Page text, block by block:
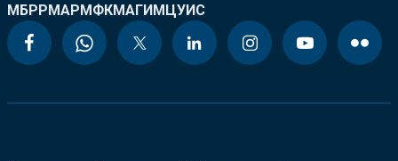
МБРРМАРМФКМАГИМЦУИС